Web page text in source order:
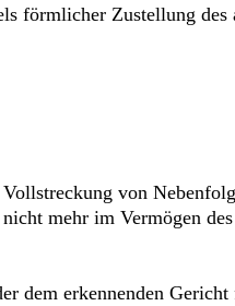
förmlicher Zustellung des
von
mehr im Vermögen
dem erkennenden